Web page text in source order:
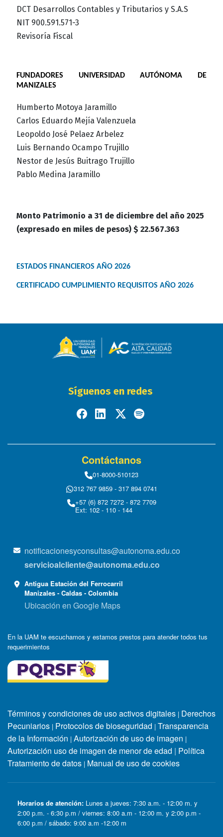
DCT Desarrollos Contables y Tributarios y S.A.S
NIT 900.591.571-3
Revisoría Fiscal
FUNDADORES UNIVERSIDAD AUTÓNOMA DE
MANIZALES
Humberto Motoya Jaramillo
Carlos Eduardo Mejía Valenzuela
Leopoldo José Pelaez Arbelez
Luis Bernando Ocampo Trujillo
Nestor de Jesús Buitrago Trujillo
Pablo Medina Jaramillo
Monto Patrimonio a 31 de diciembre del año 2025
(expresado en miles de pesos) $ 22.567.363
ESTADOS FINANCIEROS AÑO 2026
CERTIFICADO CUMPLIMIENTO REQUISITOS AÑO 2026
Síguenos en redes
Contáctanos
01-8000-510123
312 767 9859 - 317 894 0741
+57 (6) 872 7272 - 872 7709
Ext: 102 - 110 - 144
notificacionesyconsultas@autonoma.edu.co
servicioalcliente@autonoma.edu.co
Antigua Estación del Ferrocarril
Manizales - Caldas - Colombia
Ubicación en Google Maps
En la UAM te escuchamos y estamos prestos para atender todos tus
requerimientos
Términos y condiciones de uso activos digitales | Derechos
Pecuniarios | Protocolos de bioseguridad | Transparencia
de la Información | Autorización de uso de imagen |
Autorización uso de imagen de menor de edad | Política
Tratamiento de datos | Manual de uso de cookies
Horarios de atención: Lunes a jueves: 7:30 a.m. - 12:00 m. y
2:00 p.m. - 6:30 p.m / viernes: 8:00 a.m - 12:00 m. y 2:00 p.m -
6:00 p.m / sábado: 9:00 a.m -12:00 m